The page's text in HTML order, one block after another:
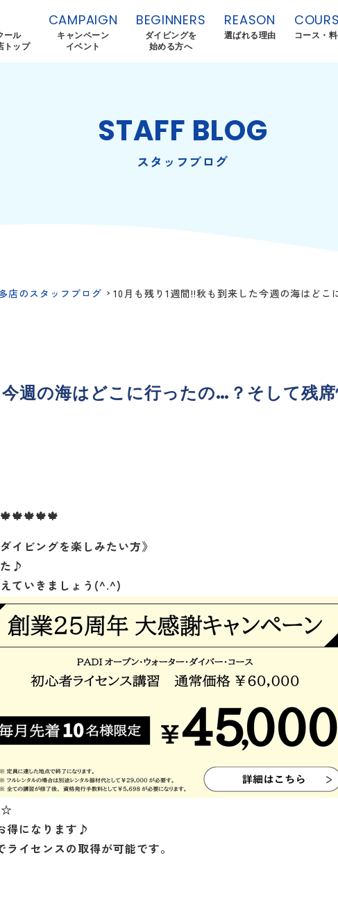
ール
トップ
CAMPAIGN
キャンペーン
イベント
BEGINNERS
ダイビングを
始める方へ
REASON
選ばれる理由 コース・
STAFF BLOG
スタッフブログ
店のスタッフブログ 10月も残り1週間!!秋も到来した今週の海はど
週の海はどこに行ったの…？そして残席
イビングを楽しみたい方》
♪
ていきましょう(^.^)
☆
得になります♪
イセンスの取得が可能です。